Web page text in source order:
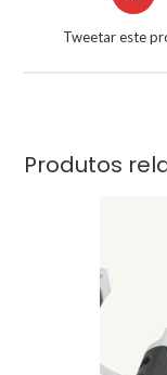
Tweetar este
Produtos